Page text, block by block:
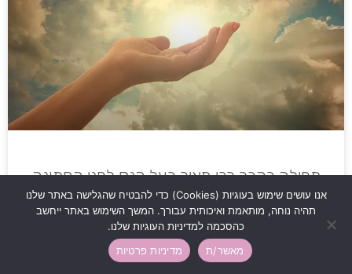
תפילה בקבר רבי מאיר בעל הנס לפני החתונה
קראו עוד »
אנו עושים שימוש בעוגיות (Cookies) כדי להבטיח שהגלישה באתר שלנו
תהיה נוחה, מותאמת ואיכותית עבורך. המשך השימוש באתר ייחשב
כהסכמה למדיניות העוגיות שלנו.
מאשר/ת
מדיניות פרטיות